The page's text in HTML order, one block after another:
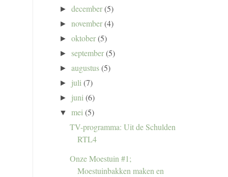
►december(5)
►november(4)
►oktober(5)
► september(5)
►augustus(5)
► juli (7)
► juni (6)
▼ mei (5)
TV-programma: Uit de Schulden
RTL4
Onze Moestuin #1;
Moestuinbakken maken en